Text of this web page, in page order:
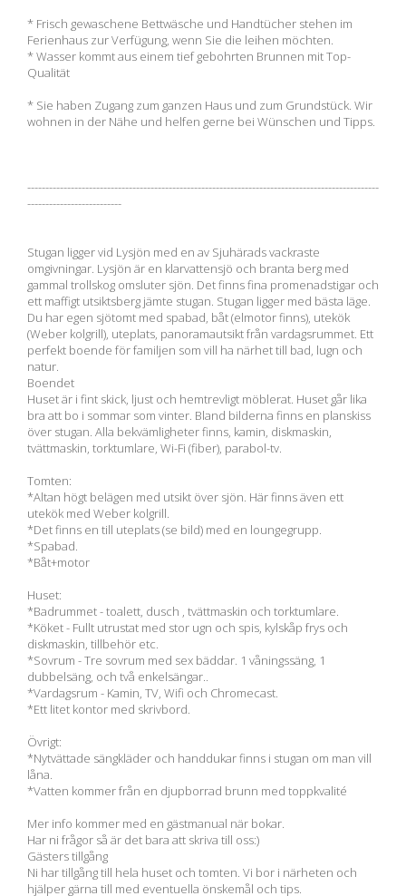
* Frisch gewaschene Bettwäsche und Handtücher stehen im
Ferienhaus zur Verfügung, wenn Sie die leihen möchten.
* Wasser kommt aus einem tief gebohrten Brunnen mit Top-
Qualität
* Sie haben Zugang zum ganzen Haus und zum Grundstück. Wir
wohnen in der Nähe und helfen gerne bei Wünschen und Tipps.
-------------------------------------------------------------------------------------------------
--------------------------
Stugan ligger vid Lysjön med en av Sjuhärads vackraste
omgivningar. Lysjön är en klarvattensjö och branta berg med
gammal trollskog omsluter sjön. Det finns fina promenadstigar och
ett maffigt utsiktsberg jämte stugan. Stugan ligger med bästa läge.
Du har egen sjötomt med spabad, båt (elmotor finns), utekök
(Weber kolgrill), uteplats, panoramautsikt från vardagsrummet. Ett
perfekt boende för familjen som vill ha närhet till bad, lugn och
natur.
Boendet
Huset är i fint skick, ljust och hemtrevligt möblerat. Huset går lika
bra att bo i sommar som vinter. Bland bilderna finns en planskiss
över stugan. Alla bekvämligheter finns, kamin, diskmaskin,
tvättmaskin, torktumlare, Wi-Fi (fiber), parabol-tv.
Tomten:
*Altan högt belägen med utsikt över sjön. Här finns även ett
utekök med Weber kolgrill.
*Det finns en till uteplats (se bild) med en loungegrupp.
*Spabad.
*Båt+motor
Huset:
*Badrummet - toalett, dusch , tvättmaskin och torktumlare.
*Köket - Fullt utrustat med stor ugn och spis, kylskåp frys och
diskmaskin, tillbehör etc.
*Sovrum - Tre sovrum med sex bäddar. 1 våningssäng, 1
dubbelsäng, och två enkelsängar..
*Vardagsrum - Kamin, TV, Wifi och Chromecast.
*Ett litet kontor med skrivbord.
Övrigt:
*Nytvättade sängkläder och handdukar finns i stugan om man vill
låna.
*Vatten kommer från en djupborrad brunn med toppkvalité
Mer info kommer med en gästmanual när bokar.
Har ni frågor så är det bara att skriva till oss:)
Gästers tillgång
Ni har tillgång till hela huset och tomten. Vi bor i närheten och
hjälper gärna till med eventuella önskemål och tips.